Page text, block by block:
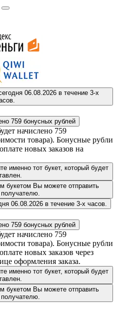
06.08.2026 в течение 3-х
759 бонусных рублей
начислено 759
товара). Бонусные рубли
новых заказов на
именно тот букет, который будет
букетом Вы можете отправить
06.08.2026 в течение 3-х часов.
759 бонусных рублей
начислено 759
товара). Бонусные рубли
новых заказов через
оформления заказа.
именно тот букет, который будет
букетом Вы можете отправить